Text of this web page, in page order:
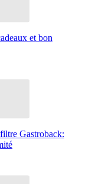
et bon
Gastroback: